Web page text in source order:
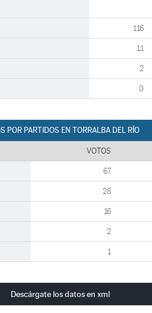
116
11
2
0
POR PARTIDOS EN TORRALBA DEL RÍO
VOTOS
67
28
16
2
1
Descárgate los datos en xml